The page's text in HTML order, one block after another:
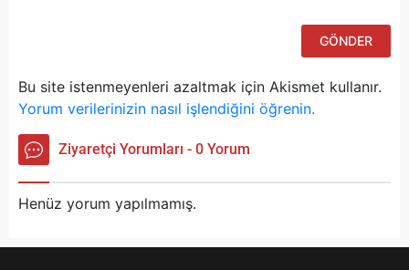
Bu site istenmeyenleri azaltmak için Akismet kullanır.
Yorum verilerinizin nasıl işlendiğini öğrenin.
Ziyaretçi Yorumları - 0 Yorum
Henüz yorum yapılmamış.